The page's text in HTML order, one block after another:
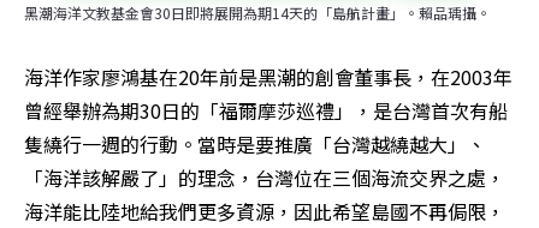
黑潮海洋文教基金會30日即將展開為期14天的「島航計畫」。賴品瑀攝。
海洋作家廖鴻基在20年前是黑潮的創會董事長，在2003年
曾經舉辦為期30日的「福爾摩莎巡禮」，是台灣首次有船
隻繞行一週的行動。當時是要推廣「台灣越繞越大」、
「海洋該解嚴了」的理念，台灣位在三個海流交界之處，
海洋能比陸地給我們更多資源，因此希望島國不再侷限，